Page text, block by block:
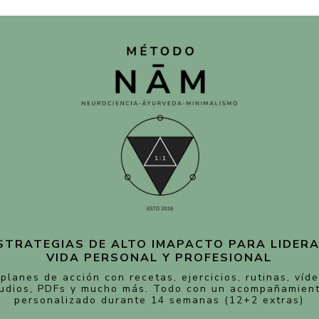
DE ALTO IMAPACTO PARA
VIDA PERSONAL Y PROFESIONAL
de acción con recetas, ejercicios, rutinas,
PDFs y mucho más. Todo con un
personalizado durante 14 semanas (12+2 extras)